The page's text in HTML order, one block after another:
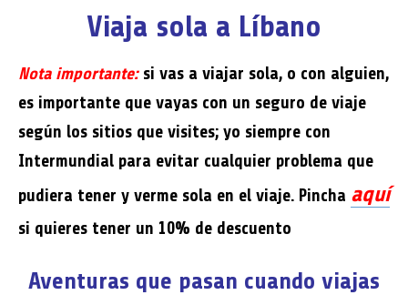
Viaja sola a Líbano
Nota importante:si vas a viajar sola, o con alguien,
es importante que vayas con un seguro de viaje
según los sitios que visites; yo siempre con
Intermundial para evitar cualquier problema que
pudiera tener y verme sola en el viaje. Pincha aquí
si quieres tener un 10% de descuento
Aventuras que pasan cuando viajas